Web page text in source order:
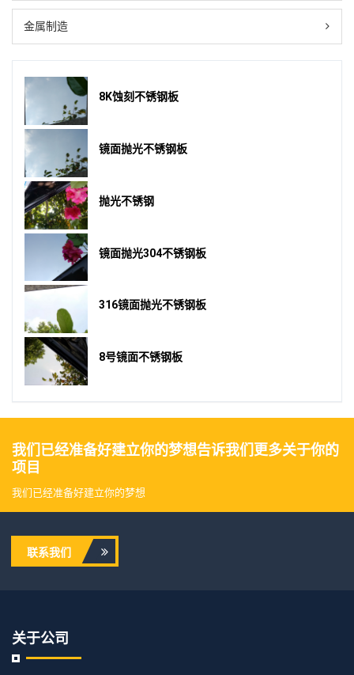
金属制造
8K蚀刻不锈钢板
镜面抛光不锈钢板
抛光不锈钢
镜面抛光304不锈钢板
316镜面抛光不锈钢板
8号镜面不锈钢板
我们已经准备好建立你的梦想告诉我们更多关于你的
项目
我们已经准备好建立你的梦想
联系我们
关于公司